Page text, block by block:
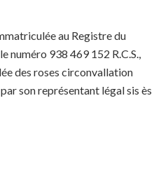
au Registre du
numéro 938 469 152 R.C.S.,
des roses circonvallation
son représentant légal sis ès